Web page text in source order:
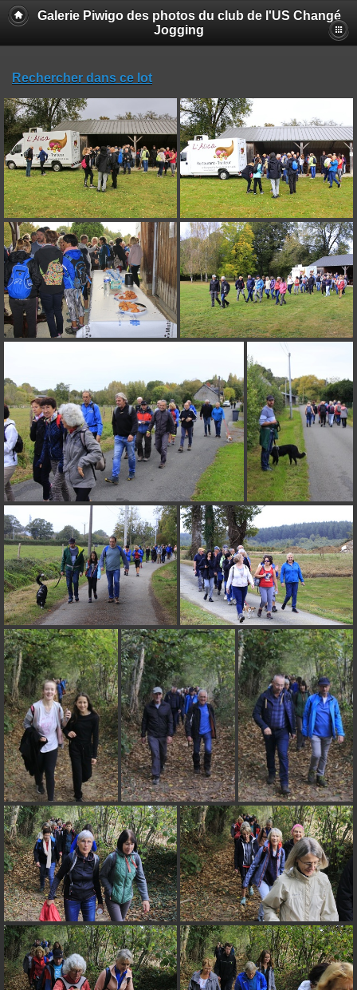
Galerie Piwigo des photos du club de l'US Changé
Jogging
Rechercher dans ce lot